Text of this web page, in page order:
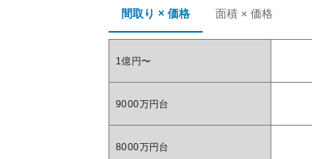
間取り × 価格 面積 × 価格
1億円〜
9000万円台
8000万円台